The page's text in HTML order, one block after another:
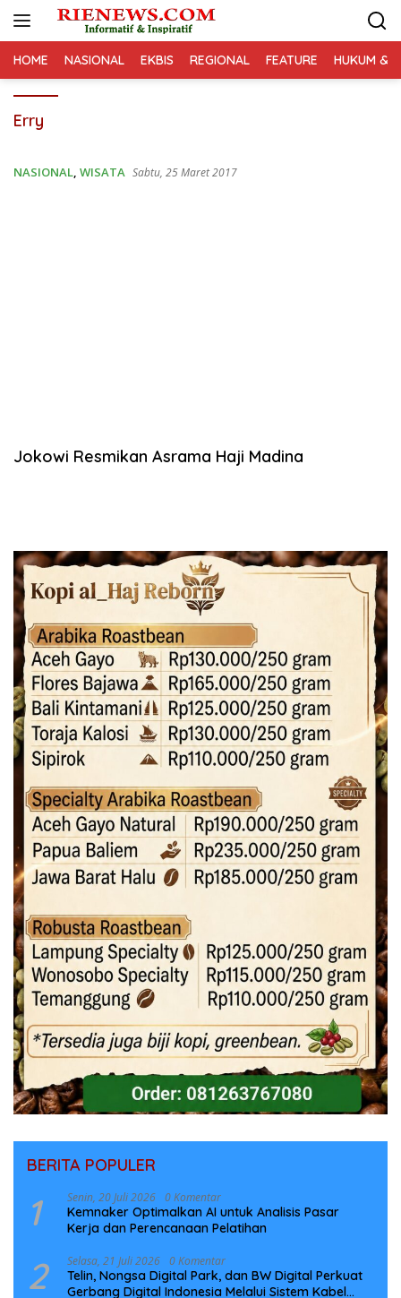
HOME NASIONAL EKBIS REGIONAL FEATURE HUKUM &
Erry
NASIONAL, WISATA Sabtu, 25 Maret 2017
Jokowi Resmikan Asrama Haji Madina
BERITA POPULER
1 Senin, 20 Juli 2026 0 Komentar
Kemnaker Optimalkan AI untuk Analisis Pasar
Kerja dan Perencanaan Pelatihan
2 Selasa, 21 Juli 2026 0 Komentar
Telin, Nongsa Digital Park, dan BW Digital Perkuat
Gerbang Digital Indonesia Melalui Sistem Kabel